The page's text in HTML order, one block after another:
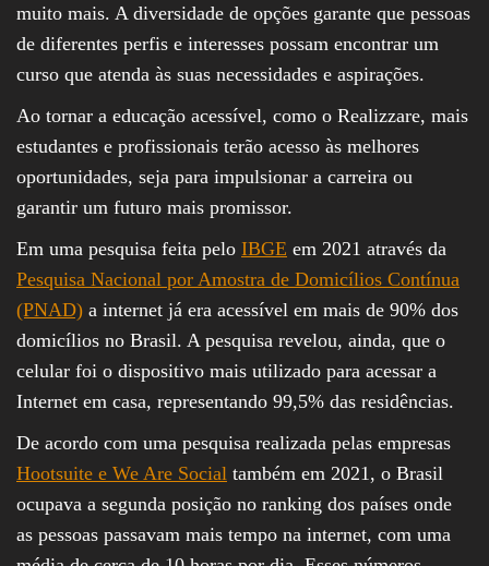
muito mais. A diversidade de opções garante que pessoas
de diferentes perfis e interesses possam encontrar um
curso que atenda às suas necessidades e aspirações.
Ao tornar a educação acessível, como o Realizzare, mais
estudantes e profissionais terão acesso às melhores
oportunidades, seja para impulsionar a carreira ou
garantir um futuro mais promissor.
Em uma pesquisa feita pelo IBGE em 2021 através da
Pesquisa Nacional por Amostra de Domicílios Contínua
(PNAD) a internet já era acessível em mais de 90% dos
domicílios no Brasil. A pesquisa revelou, ainda, que o
celular foi o dispositivo mais utilizado para acessar a
Internet em casa, representando 99,5% das residências.
De acordo com uma pesquisa realizada pelas empresas
Hootsuite e We Are Social também em 2021, o Brasil
ocupava a segunda posição no ranking dos países onde
as pessoas passavam mais tempo na internet, com uma